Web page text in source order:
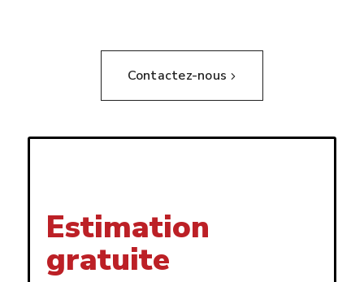
Contactez-nous
Estimation
gratuite